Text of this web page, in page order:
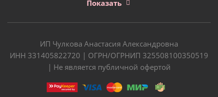
Показать
ИП Чулкова Анастасия Александровна
ИНН 331405822720 | ОГРН/ОГРНИП 325508100350519
| Не является публичной офертой